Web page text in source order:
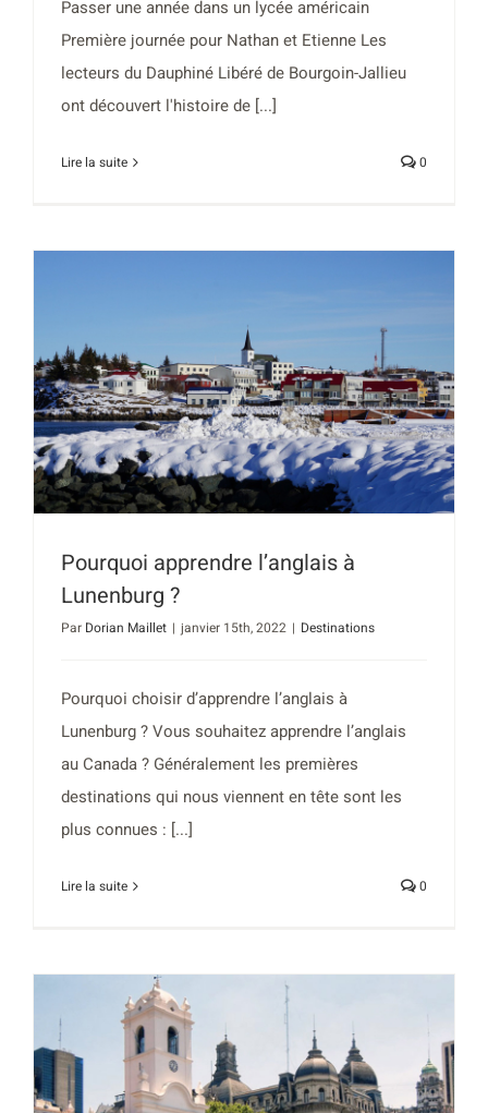
Passer une année dans un lycée américain
Première journée pour Nathan et Etienne Les
lecteurs du Dauphiné Libéré de Bourgoin-Jallieu
ont découvert l'histoire de [...]
Lire la suite 0
Pourquoi apprendre l’anglais à
Lunenburg ?
Par Dorian Maillet | janvier 15th, 2022 | Destinations
Pourquoi choisir d’apprendre l’anglais à
Lunenburg ? Vous souhaitez apprendre l’anglais
au Canada ? Généralement les premières
destinations qui nous viennent en tête sont les
plus connues : [...]
Lire la suite 0